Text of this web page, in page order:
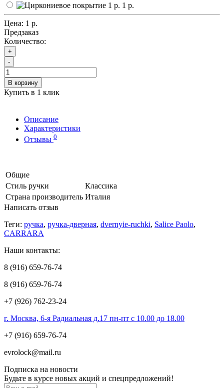
1 р.
Цена: 1 р.
Предзаказ
Количество:
+
-
В корзину
Купить в 1 клик
Описание
Характеристики
Отзывы 0
Общие
Стиль ручки
Классика
Страна производитель Италия
Написать отзыв
Теги: ручка, ручка-дверная, dvernyie-ruchki, Salice Paolo,
CARRARA
Наши контакты:
8 (916) 659-76-74
8 (916) 659-76-74
+7 (926) 762-23-24
г. Москва, 6-я Радиальная д.17 пн-пт с 10.00 до 18.00
+7 (916) 659-76-74
evrolock@mail.ru
Подписка на новости
Будьте в курсе новых акций и спецпредложений!